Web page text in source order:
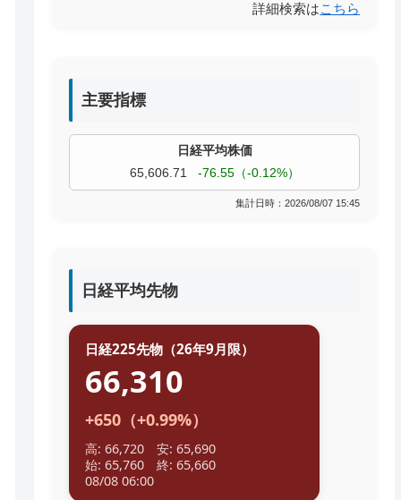
過去株価
詳細検索はこちら
主要指標
TOPIX
4,074.93
+19.08（+0.47%）
集計日時：2026/08/07 15:45
日経平均先物
日経225先物（26年9月限）
66,310
+650（+0.99%）
高: 66,720 安: 65,690
始: 65,760 終: 65,660
08/08 06:00